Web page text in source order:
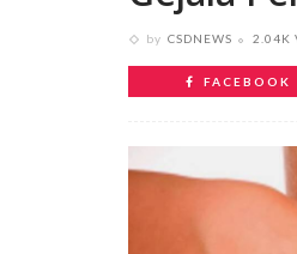
by CSDNEWS 2.04K
FACEBOOK